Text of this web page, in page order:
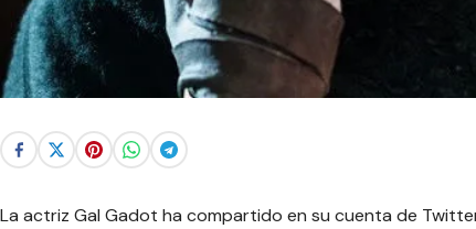
La actriz Gal Gadot ha compartido en su cuenta de